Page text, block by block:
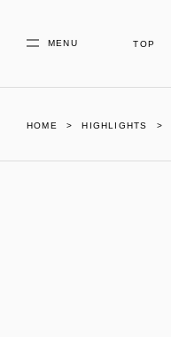
MENU TOP
HOME HIGHLIGHTS